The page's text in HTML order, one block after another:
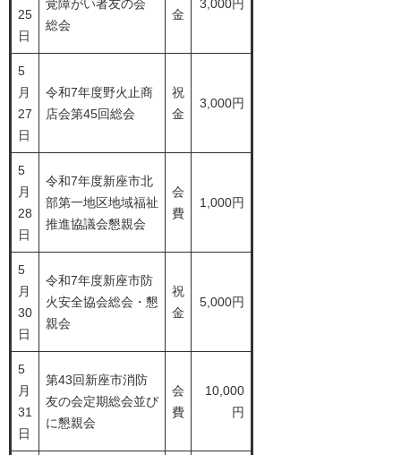
25
日
覚障がい者友の会
総会
金
3,000円
5
月
27
日
令和7年度野火止商
店会第45回総会
祝
金
3,000円
5
月
28
日
令和7年度新座市北
部第一地区地域福祉
推進協議会懇親会
会
費
1,000円
5
月
30
日
令和7年度新座市防
火安全協会総会・懇
親会
祝
金
5,000円
5
月
31
日
第43回新座市消防
友の会定期総会並び
に懇親会
会
費
10,000
円